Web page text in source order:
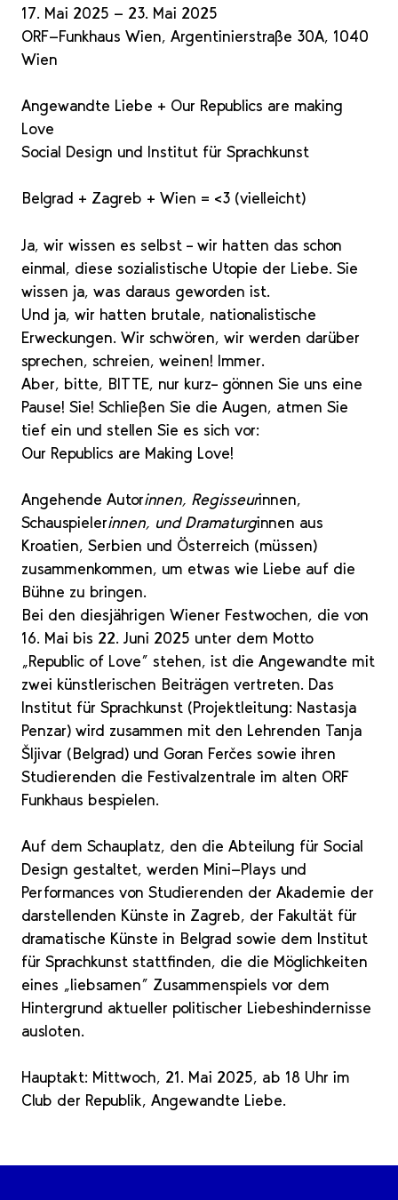
17. Mai 2025 - 23. Mai 2025
ORF-Funkhaus Wien, Argentinierstraße 30A, 1040
Wien
Angewandte Liebe + Our Republics are making
Love
Social Design und Institut für Sprachkunst
Belgrad + Zagreb + Wien = <3 (vielleicht)
Ja, wir wissen es selbst – wir hatten das schon
einmal, diese sozialistische Utopie der Liebe. Sie
wissen ja, was daraus geworden ist.
Und ja, wir hatten brutale, nationalistische
Erweckungen. Wir schwören, wir werden darüber
sprechen, schreien, weinen! Immer.
Aber, bitte, BITTE, nur kurz– gönnen Sie uns eine
Pause! Sie! Schließen Sie die Augen, atmen Sie
tief ein und stellen Sie es sich vor:
Our Republics are Making Love!
Angehende Autorinnen, Regisseurinnen,
Schauspielerinnen, und Dramaturginnen aus
Kroatien, Serbien und Österreich (müssen)
zusammenkommen, um etwas wie Liebe auf die
Bühne zu bringen.
Bei den diesjährigen Wiener Festwochen, die von
16. Mai bis 22. Juni 2025 unter dem Motto
„Republic of Love” stehen, ist die Angewandte mit
zwei künstlerischen Beiträgen vertreten. Das
Institut für Sprachkunst (Projektleitung: Nastasja
Penzar) wird zusammen mit den Lehrenden Tanja
Šljivar (Belgrad) und Goran Ferčes sowie ihren
Studierenden die Festivalzentrale im alten ORF
Funkhaus bespielen.
Auf dem Schauplatz, den die Abteilung für Social
Design gestaltet, werden Mini-Plays und
Performances von Studierenden der Akademie der
darstellenden Künste in Zagreb, der Fakultät für
dramatische Künste in Belgrad sowie dem Institut
für Sprachkunst stattfinden, die die Möglichkeiten
eines „liebsamen“ Zusammenspiels vor dem
Hintergrund aktueller politischer Liebeshindernisse
ausloten.
Hauptakt: Mittwoch, 21. Mai 2025, ab 18 Uhr im
Club der Republik, Angewandte Liebe.